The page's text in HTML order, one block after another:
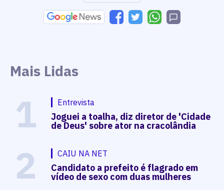
Mais Lidas
1 Entrevista
Joguei a toalha, diz diretor de 'Cidade
de Deus' sobre ator na cracolândia
2 CAIU NA NET
Candidato a prefeito é flagrado em
vídeo de sexo com duas mulheres